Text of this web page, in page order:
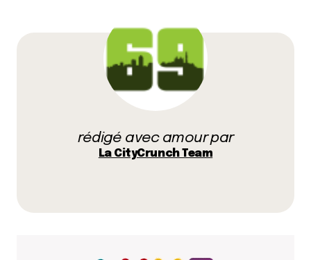
16 février 2012 à 19 h 42 min
La vue des toits de fourvière est vraiment
rédigé avec amour par
La CityCrunch Team